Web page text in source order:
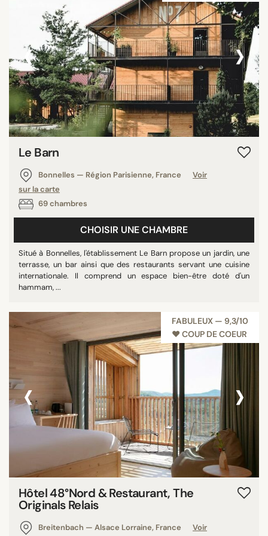
Maison&Objet
Tout afficher
ÉQUIPEMENTS
Balcon
Chambres familiales
Jardin/terrasse
Piscine
Piscines panoramiques
Restaurant
Salle de réunion
Tout afficher
ÉTOILES
Non classé
4 étoiles
5 étoiles
NOTE
8/10
9/10
RECHERCHER
‹ ›
Le Barn
Bonnelles — Région Parisienne, France
Voir
sur la carte
69 chambres
CHOISIR UNE CHAMBRE
Situé à Bonnelles, l'établissement Le Barn propose un jardin, une
terrasse, un bar ainsi que des restaurants servant une cuisine
internationale. Il comprend un espace bien-être doté d'un
hammam, ...
FABULEUX — 9,3/10
♥︎ COUP DE COEUR
‹ ›
Hôtel 48°Nord & Restaurant, The
Originals Relais
Breitenbach — Alsace Lorraine, France
Voir